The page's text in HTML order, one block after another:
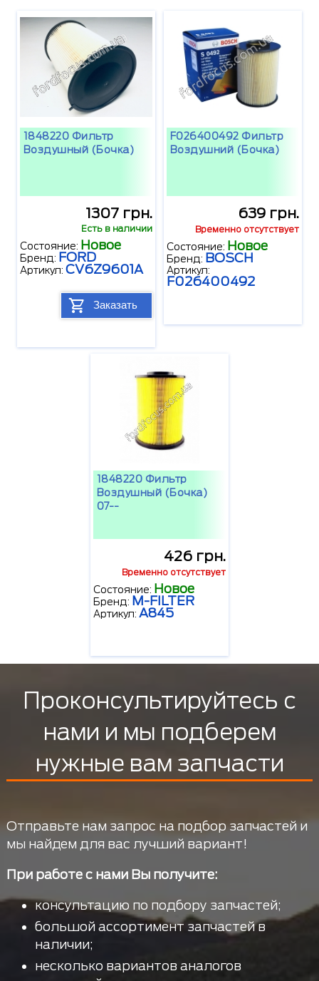
1848220 Фильтр
Воздушный (бочка)
1307 грн.
Есть в наличии
Состояние: Новое
Бренд: FORD
Артикул: CV6Z9601A
Заказать
F026400492 Фильтр
Воздушний (бочка)
639 грн.
Временно отсутствует
Состояние: Новое
Бренд: BOSCH
Артикул:
F026400492
1848220 Фильтр
Воздушный (бочка)
07--
426 грн.
Временно отсутствует
Состояние: Новое
Бренд: M-FILTER
Артикул: A845
Проконсультируйтесь с
нами и мы подберем
нужные вам запчасти
Отправьте нам запрос на подбор запчастей и
мы найдем для вас лучший вариант!
При работе с нами Вы получите:
консультацию по подбору запчастей;
большой ассортимент запчастей в
наличии;
несколько вариантов аналогов